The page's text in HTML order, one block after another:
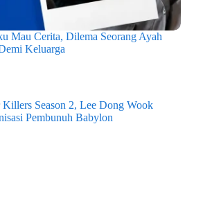
Mau Cerita, Dilema Seorang Ayah
Keluarga